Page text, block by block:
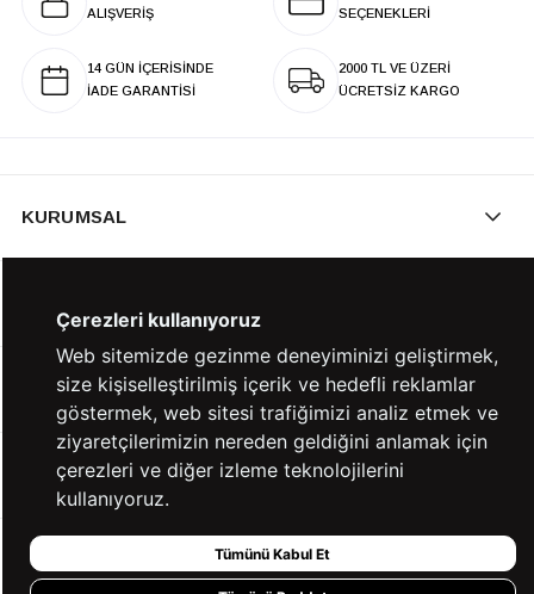
ALIŞVERİŞ
SEÇENEKLERİ
14 GÜN İÇERİSİNDE
İADE GARANTİSİ
2000 TL VE ÜZERİ
ÜCRETSİZ KARGO
KURUMSAL
YARDIM
BİZE ULAŞIN
HIZLI ERİŞİM
Çerezleri kullanıyoruz
Web sitemizde gezinme deneyiminizi geliştirmek,
size kişiselleştirilmiş içerik ve hedefli reklamlar
göstermek, web sitesi trafiğimizi analiz etmek ve
ziyaretçilerimizin nereden geldiğini anlamak için
çerezleri ve diğer izleme teknolojilerini
kullanıyoruz.
Tümünü Kabul Et